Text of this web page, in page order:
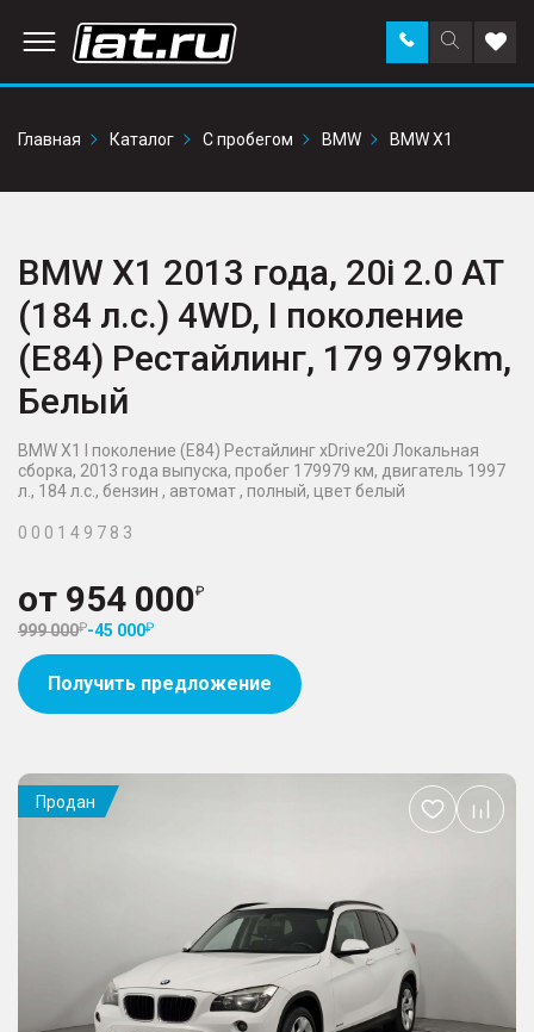
Поиск
по
Заказать
звонок в
Главная
Каталог С пробегом BMW BMW X1
BMW X1 2013 года, 20i 2.0 AT
(184 л.с.) 4WD, I поколение
(E84) Рестайлинг, 179 979km,
Белый
BMW X1 I поколение (E84) Рестайлинг xDrive20i Локальная
сборка, 2013 года выпуска, пробег 179979 км, двигатель 1997
л., 184 л.с., бензин , автомат , полный, цвет белый
0 0 0 1 4 9 7 8 3
от 954 000
999 000 -45 000
Получить предложение
Продан
Добавить
в